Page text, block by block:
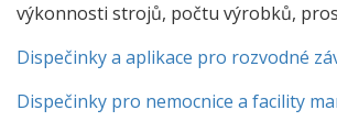
výkonnosti strojů, počtu výrobků,
Dispečinky a aplikace pro rozvodné
Dispečinky pro nemocnice a facility